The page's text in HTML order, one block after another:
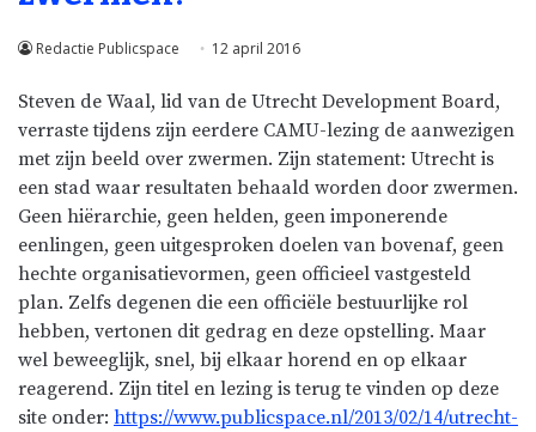
Redactie Publicspace 12 april 2016
Steven de Waal, lid van de Utrecht Development Board,
verraste tijdens zijn eerdere CAMU-lezing de aanwezigen
met zijn beeld over zwermen. Zijn statement: Utrecht is
een stad waar resultaten behaald worden door zwermen.
Geen hiërarchie, geen helden, geen imponerende
eenlingen, geen uitgesproken doelen van bovenaf, geen
hechte organisatievormen, geen officieel vastgesteld
plan. Zelfs degenen die een officiële bestuurlijke rol
hebben, vertonen dit gedrag en deze opstelling. Maar
wel beweeglijk, snel, bij elkaar horend en op elkaar
reagerend. Zijn titel en lezing is terug te vinden op deze
site onder: https://www.publicspace.nl/2013/02/14/utrecht-